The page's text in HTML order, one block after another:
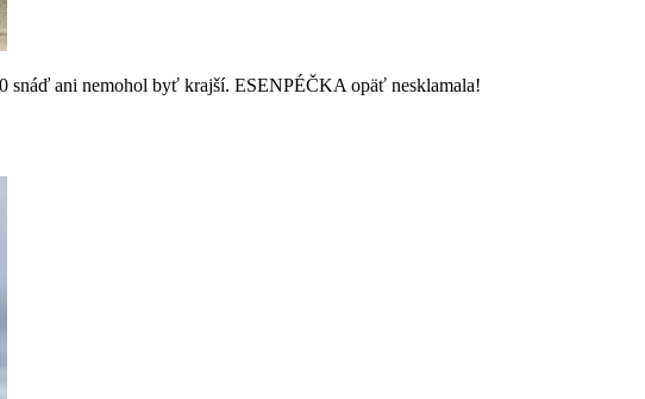
snáď ani nemohol byť krajší. ESENPÉČKA opäť nesklamala!